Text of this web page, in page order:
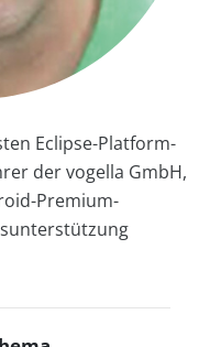
Eclipse-Platform-
der vogella GmbH,
Premium-